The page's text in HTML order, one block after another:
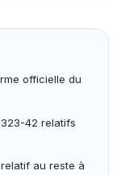
officielle du
42 relatifs
au reste à